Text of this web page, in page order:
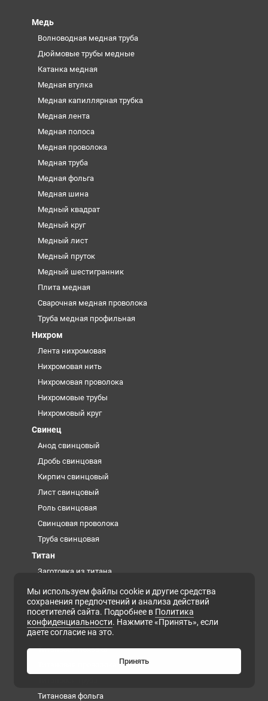
Медь
Волноводная медная труба
Дюймовые трубы медные
Катанка медная
Медная втулка
Медная капиллярная трубка
Медная лента
Медная полоса
Медная проволока
Медная труба
Медная фольга
Медная шина
Медный квадрат
Медный круг
Медный лист
Медный пруток
Медный шестигранник
Плита медная
Сварочная медная проволока
Труба медная профильная
Нихром
Лента нихромовая
Нихромовая нить
Нихромовая проволока
Нихромовые трубы
Нихромовый круг
Свинец
Анод свинцовый
Дробь свинцовая
Кирпич свинцовый
Лист свинцовый
Роль свинцовая
Свинцовая проволока
Труба свинцовая
Титан
Заготовка из титана
Лента титановая
Проволока титановая сварочная
Титановая губка
Титановая плита
Титановая поковка
Титановая фольга
Мы используем файлы cookie и другие средства
сохранения предпочтений и анализа действий
посетителей сайта. Подробнее в Политика
конфиденциальности. Нажмите «Принять», если
даете согласие на это.
Принять